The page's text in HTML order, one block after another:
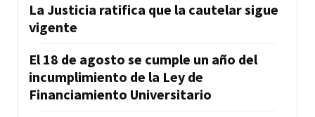
La Justicia ratifica que la cautelar sigue
vigente
El 18 de agosto se cumple un año del
incumplimiento de la Ley de
Financiamiento Universitario